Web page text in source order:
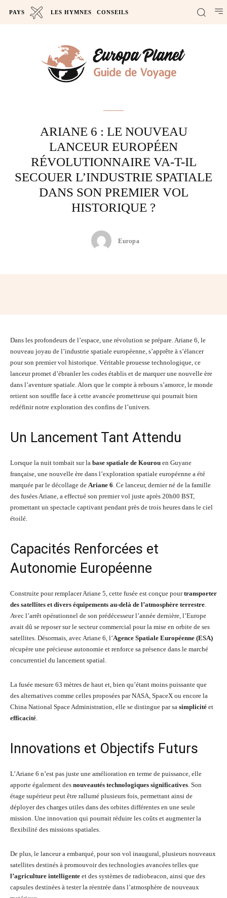
PAYS LES HYMNES CONSEILS
ARIANE 6 : LE NOUVEAU
LANCEUR EUROPÉEN
RÉVOLUTIONNAIRE VA-T-IL
SECOUER L’INDUSTRIE SPATIALE
DANS SON PREMIER VOL
HISTORIQUE ?
Europa
Dans les profondeurs de l’espace, une révolution se prépare. Ariane 6, le
nouveau joyau de l’industrie spatiale européenne, s’apprête à s’élancer
pour son premier vol historique. Véritable prouesse technologique, ce
lanceur promet d’ébranler les codes établis et de marquer une nouvelle ère
dans l’aventure spatiale. Alors que le compte à rebours s’amorce, le monde
retient son souffle face à cette avancée prometteuse qui pourrait bien
redéfinir notre exploration des confins de l’univers.
Un Lancement Tant Attendu
Lorsque la nuit tombait sur la base spatiale de Kourou en Guyane
française, une nouvelle ère dans l’exploration spatiale européenne a été
marquée par le décollage de Ariane 6. Ce lanceur, dernier né de la famille
des fusées Ariane, a effectué son premier vol juste après 20h00 BST,
promettant un spectacle captivant pendant près de trois heures dans le ciel
étoilé.
Capacités Renforcées et
Autonomie Européenne
Construite pour remplacer Ariane 5, cette fusée est conçue pourtransporter
des satellites et divers équipements au-delà de l’atmosphère terrestre.
Avec l’arrêt opérationnel de son prédécesseur l’année dernière, l’Europe
avait dû se reposer sur le secteur commercial pour la mise en orbite de ses
satellites. Désormais, avec Ariane 6, l’Agence Spatiale Européenne (ESA)
récupère une précieuse autonomie et renforce sa présence dans le marché
concurrentiel du lancement spatial.
La fusée mesure 63 mètres de haut et, bien qu’étant moins puissante que
des alternatives comme celles proposées par NASA, SpaceX ou encore la
China National Space Administration, elle se distingue par sa simplicité et
efficacité.
Innovations et Objectifs Futurs
L’Ariane 6 n’est pas juste une amélioration en terme de puissance, elle
apporte également des nouveautés technologiques significatives. Son
étage supérieur peut être rallumé plusieurs fois, permettant ainsi de
déployer des charges utiles dans des orbites différentes en une seule
mission. Une innovation qui pourrait réduire les coûts et augmenter la
flexibilité des missions spatiales.
De plus, le lanceur a embarqué, pour son vol inaugural, plusieurs nouveaux
satellites destinés à promouvoir des technologies avancées telles que
l’agriculture intelligente et des systèmes de radiobeacon, ainsi que des
capsules destinées à tester la réentrée dans l’atmosphère de nouveaux